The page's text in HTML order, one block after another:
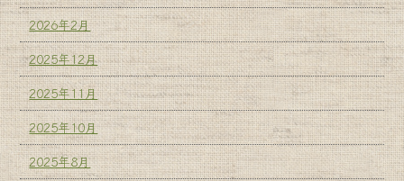
2026年2月
2025年12月
2025年11月
2025年10月
2025年8月